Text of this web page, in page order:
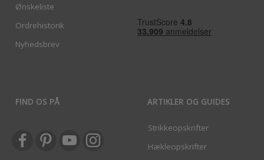
Ønskeliste
Ordrehistorik
Nyhedsbrev
FIND OS PÅ ARTIKLER OG GUIDES
Strikkeopskrifter
Hækleopskrifter